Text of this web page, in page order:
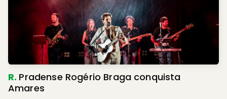
R. Pradense Rogério Braga conquista
Amares